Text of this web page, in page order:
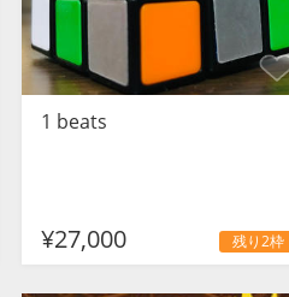
1 beats
¥27,000 残り2枠